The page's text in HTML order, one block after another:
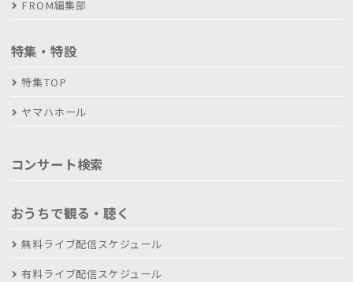
FROM編集部
特集・特設
特集TOP
ヤマハホール
コンサート検索
おうちで観る・聴く
無料ライブ配信スケジュール
有料ライブ配信スケジュール